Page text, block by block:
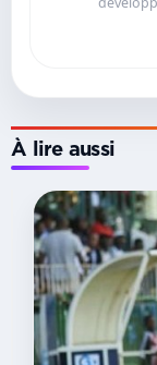
À lire aussi
23E
JOURNÉE
National-
Foot
1
–
23e